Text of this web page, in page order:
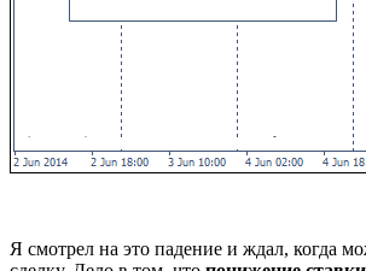
Я смотрел на это падение и ждал, когда